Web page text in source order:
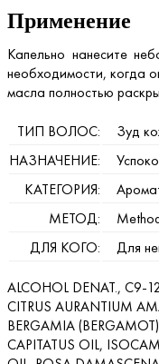
Применение
Капельно нанесите
необходимости, когда
масла полностью
ТИП ВОЛОС:
Зуд
НАЗНАЧЕНИЕ:
КАТЕГОРИЯ:
МЕТОД:
ДЛЯ КОГО:
Для
ALCOHOL DENAT., C9-
CITRUS AURANTIUM
BERGAMIA
CAPITATUS OIL,